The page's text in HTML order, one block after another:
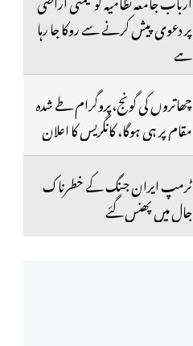
پر دعوی پیش کرنے سے روکا جا رہا
ہے
چھاتروں کی گونج،پروگرام طے شدہ
مقام پر ہی ہوگا، کانگریس کا اعلان
ٹرمپ ایران جنگ کے خطرناک
جال میں پھنس گئے